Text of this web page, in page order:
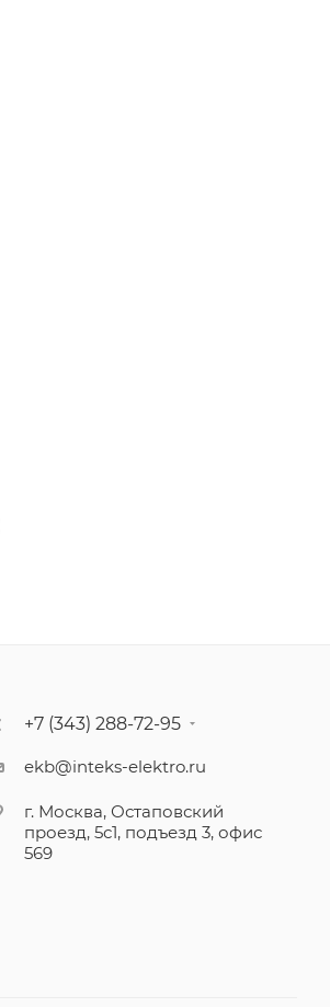
+7 (343) 288-72-95
ekb@inteks-elektro.ru
г. Москва, Остаповский
проезд, 5с1, подъезд 3, офис
569